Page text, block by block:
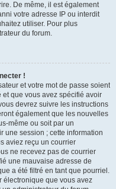
De même, il est également
votre adresse IP ou interdit
utiliser. Pour plus
du forum.
!
et votre mot de passe soient
et que vous avez spécifié avoir
devrez suivre les instructions
également que les nouvelles
même ou soit par un
une session ; cette information
aviez reçu un courrier
ne recevez pas de courrier
une mauvaise adresse de
a été filtré en tant que pourriel.
électronique que vous avez